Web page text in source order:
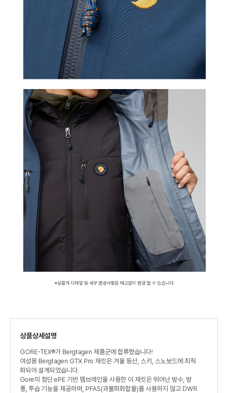
상품상세설명
GORE-TEX®가 Bergtagen 제품군에 합류했습니다!
여성용 Bergtagen GTX Pro 재킷은 겨울 등산, 스키, 스노보드에 최적
화되어 설계되었습니다.
Gore의 첨단 ePE 기반 멤브레인을 사용한 이 재킷은 뛰어난 방수, 방
풍, 투습 기능을 제공하며, PFAS(과불화화합물)를 사용하지 않고 DWR